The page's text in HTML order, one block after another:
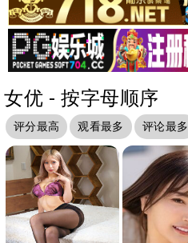
女优 - 按字母顺序
评分最高 观看最多 评论最多